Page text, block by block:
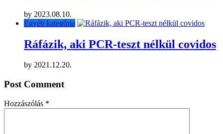
by 2023.08.10.
Egyéb kategória
Ráfázik, aki PCR-teszt nélkül covidos
by 2021.12.20.
Post Comment
Hozzászólás *